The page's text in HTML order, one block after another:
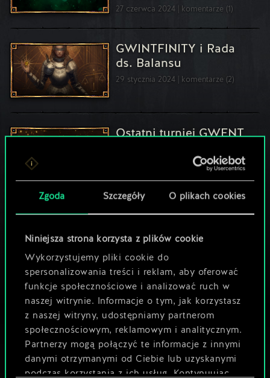
Zgoda Szczegóły O plikach cookies
Niniejsza strona korzysta z plików cookie
Wykorzystujemy pliki cookie do
spersonalizowania treści i reklam, aby oferować
funkcje społecznościowe i analizować ruch w
naszej witrynie. Informacje o tym, jak korzystasz
z naszej witryny, udostępniamy partnerom
społecznościowym, reklamowym i analitycznym.
Partnerzy mogą połączyć te informacje z innymi
danymi otrzymanymi od Ciebie lub uzyskanymi
podczas korzystania z ich usług. Kontynuując
27 czerwca 2024 komentarze (1)
GWINTFINITY i Rada
ds. Balansu
29 stycznia 2024 komentarze (2)
Ostatni turniej GWENT
się w ten weekend!
7 grudnia 2023 komentarze (28)
Rozpoczął się Sezon
Listopadowy!